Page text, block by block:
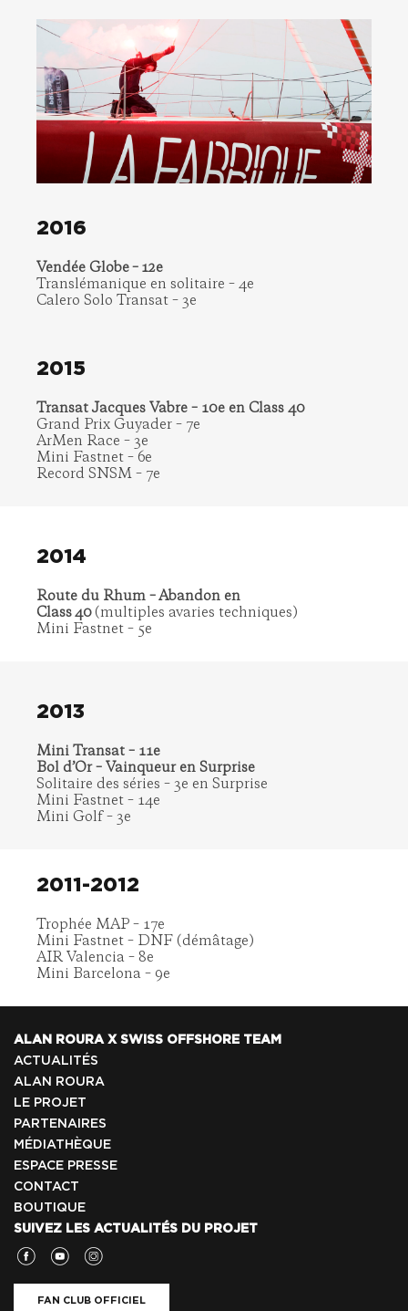
2016
Vendée Globe – 12e
Translémanique en solitaire – 4e
Calero Solo Transat – 3e
2015
Transat Jacques Vabre – 10e en Class 40
Grand Prix Guyader – 7e
ArMen Race – 3e
Mini Fastnet – 6e
Record SNSM – 7e
2014
Route du Rhum – Abandon en
Class 40(multiples avaries techniques)
Mini Fastnet – 5e
2013
Mini Transat – 11e
Bol d’Or – Vainqueur en Surprise
Solitaire des séries – 3e en Surprise
Mini Fastnet – 14e
Mini Golf – 3e
2011-2012
Trophée MAP – 17e
Mini Fastnet – DNF (démâtage)
AIR Valencia – 8e
Mini Barcelona – 9e
ALAN ROURA X SWISS OFFSHORE TEAM
ACTUALITÉS
ALAN ROURA
LE PROJET
PARTENAIRES
MÉDIATHÈQUE
ESPACE PRESSE
CONTACT
BOUTIQUE
SUIVEZ LES ACTUALITÉS DU PROJET
FAN CLUB OFFICIEL